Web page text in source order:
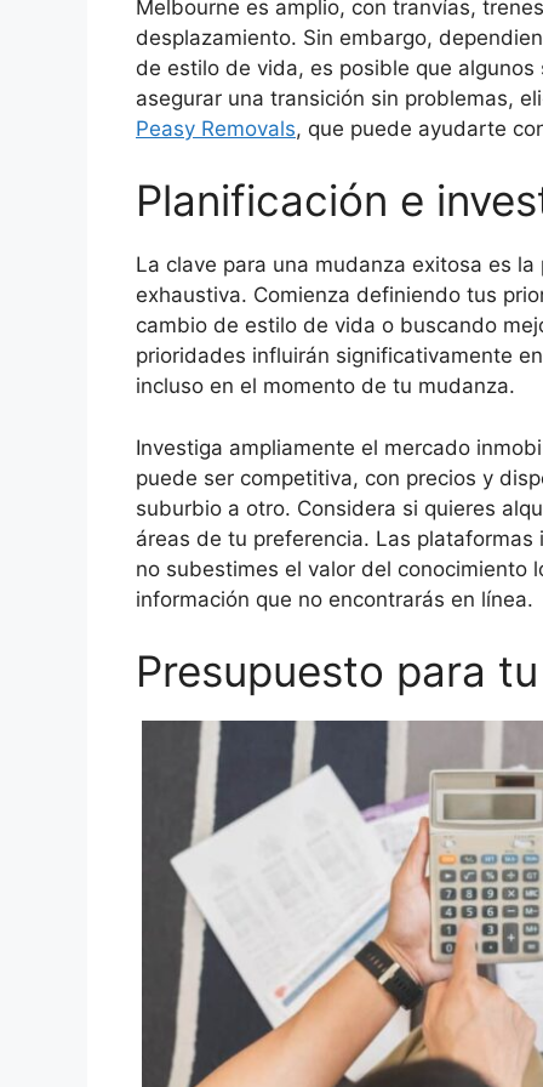
Melbourne es amplio, con tranvías,
desplazamiento. Sin embargo,
de estilo de vida, es posible que
asegurar una transición sin problemas,
Peasy Removals, que puede ayudarte
Planificación e
La clave para una mudanza exitosa es
exhaustiva. Comienza definiendo tus
cambio de estilo de vida o buscando
prioridades influirán significativamente
incluso en el momento de tu mudanza.
Investiga ampliamente el mercado
puede ser competitiva, con precios y
suburbio a otro. Considera si quieres
áreas de tu preferencia. Las
no subestimes el valor del conocimiento
información que no encontrarás en línea.
Presupuesto para